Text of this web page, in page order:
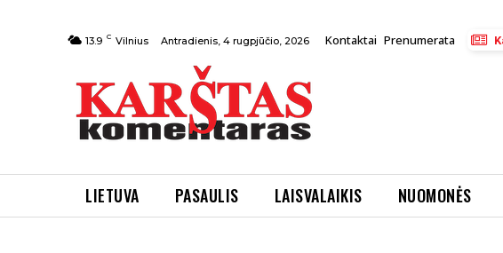
13.9 C Vilnius Antradienis, 4 rugpjūčio, 2026 Kontaktai Prenumerata
LIETUVA PASAULIS LAISVALAIKIS NUOMONĖS